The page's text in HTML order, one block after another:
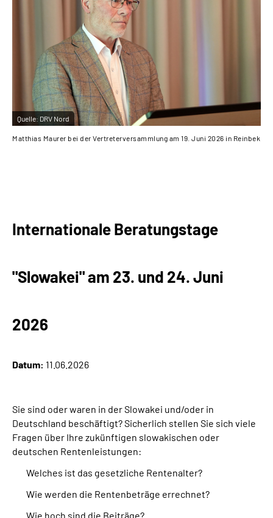
Quelle: DRV Nord
Matthias Maurer bei der Vertreterversammlung am 19. Juni 2026 in Reinbek
Internationale Beratungstage
"Slowakei" am 23. und 24. Juni
2026
Datum: 11.06.2026
Sie sind oder waren in der Slowakei und/oder in
Deutschland beschäftigt? Sicherlich stellen Sie sich viele
Fragen über Ihre zukünftigen slowakischen oder
deutschen Rentenleistungen:
Welches ist das gesetzliche Rentenalter?
Wie werden die Rentenbeträge errechnet?
Wie hoch sind die Beiträge?